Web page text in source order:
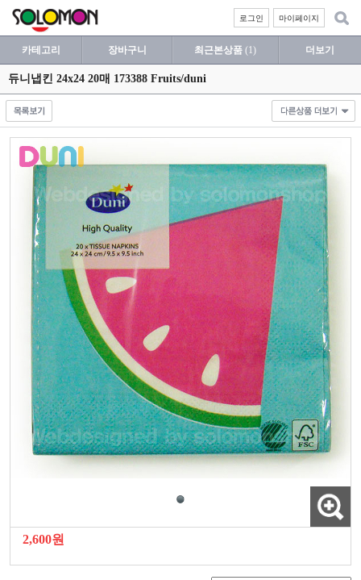
마이페이지
로그인
카테고리 장바구니 최근본상품 (1) 더보기
듀니냅킨 24x24 20매 173388 Fruits/duni
2,600원